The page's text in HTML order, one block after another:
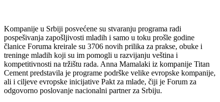
Kompanije u Srbiji posvećene su stvaranju programa radi
pospešivanja zapošljivosti mladih i samo u toku prošle godine
članice Foruma kreirale su 3706 novih prilika za prakse, obuke i
treninge mladih koji su im pomogli u razvijanju veština i
kompetitivnosti na tržištu rada. Anna Mamalaki iz kompanije Titan
Cement predstavila je programe podrške velike evropske kompanije,
ali i ciljeve evropske inicijative Pakt za mlade, čiji je Forum za
odgovorno poslovanje nacionalni partner za Srbiju.